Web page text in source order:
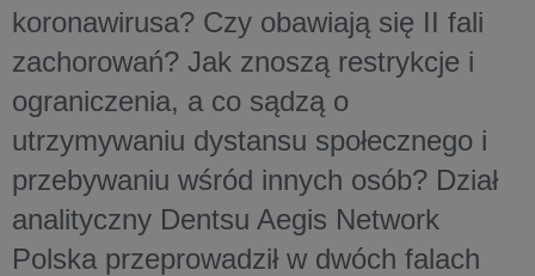
koronawirusa? Czy obawiają się II fali
zachorowań? Jak znoszą restrykcje i
ograniczenia, a co sądzą o
utrzymywaniu dystansu społecznego i
przebywaniu wśród innych osób? Dział
analityczny Dentsu Aegis Network
Polska przeprowadził w dwóch falach